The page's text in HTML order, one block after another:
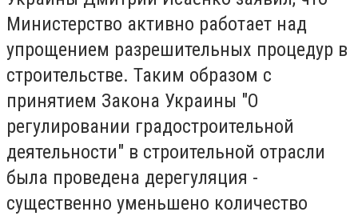
Министерство активно работает над
упрощением разрешительных процедур в
строительстве. Таким образом с
принятием Закона Украины "О
регулировании градостроительной
деятельности" в строительной отрасли
была проведена дерегуляция -
существенно уменьшено количество